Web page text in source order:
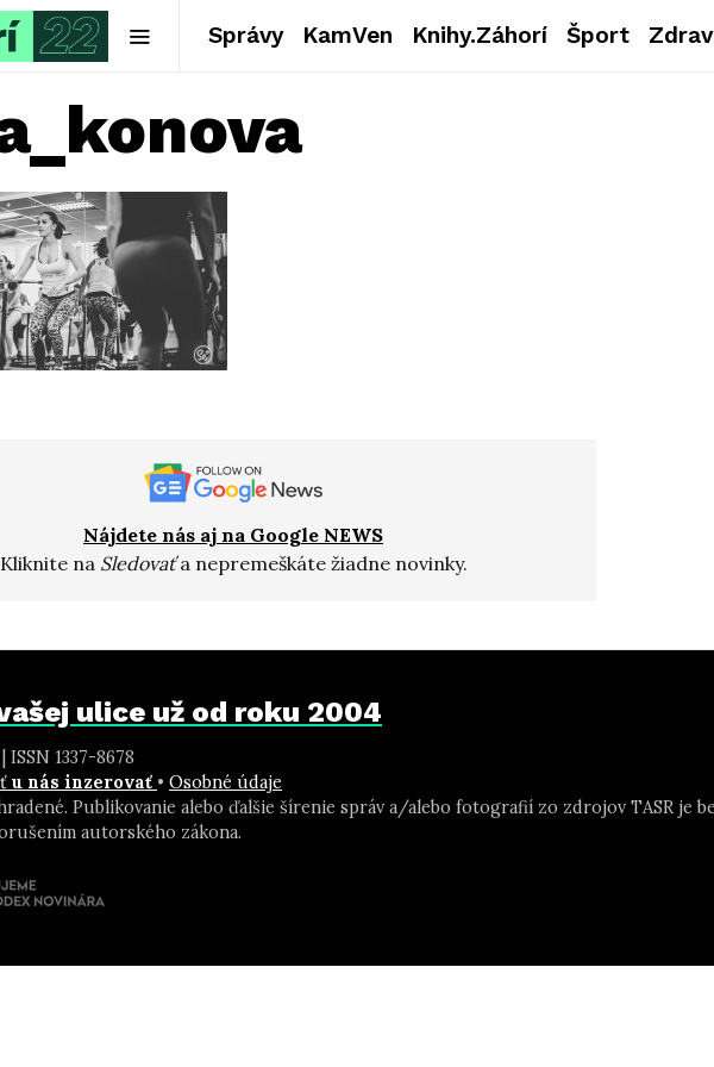
Správy KamVen Knihy.Záhorí Šport
Nájdete nás aj na Google NEWS
Kliknite na Sledovaťa nepremeškáte žiadne novinky.
ulice už od roku 2004
1337-8678
u nás inzerovať • Osobné údaje
Publikovanie alebo ďalšie šírenie správ a/alebo fotografií zo zdrojov TASR je
autorského zákona.